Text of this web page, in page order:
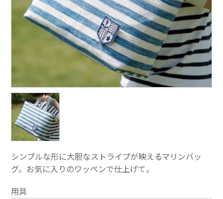
シンプルな形に大胆なストライプが映えるマリンバッ
グ。お気に入りのワッペンで仕上げて。
用具